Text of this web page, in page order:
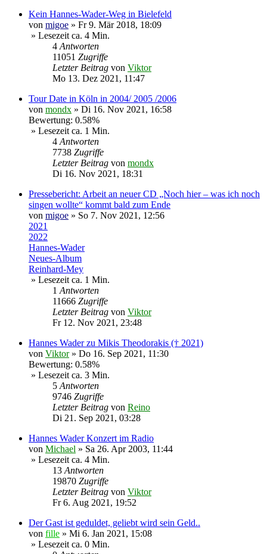
Kein Hannes-Wader-Weg in Bielefeld
von migoe » Fr 9. Mär 2018, 18:09
» Lesezeit ca. 4 Min.
4Antworten
11051 Zugriffe
Letzter Beitrag von Viktor
Mo 13. Dez 2021, 11:47
Tour Date in Köln in 2004/ 2005 /2006
von mondx » Di 16. Nov 2021, 16:58
Bewertung: 0.58%
» Lesezeit ca. 1 Min.
4Antworten
7738 Zugriffe
Letzter Beitrag von mondx
Di 16. Nov 2021, 18:31
Pressebericht: Arbeit an neuer CD „Noch hier – was ich noch
singen wollte“ kommt bald zum Ende
von migoe » So 7. Nov 2021, 12:56
2021
2022
Hannes-Wader
Neues-Album
Reinhard-Mey
» Lesezeit ca. 1 Min.
1Antworten
11666 Zugriffe
Letzter Beitrag von Viktor
Fr 12. Nov 2021, 23:48
Hannes Wader zu Mikis Theodorakis († 2021)
von Viktor» Do 16. Sep 2021, 11:30
Bewertung: 0.58%
» Lesezeit ca. 3 Min.
5Antworten
9746 Zugriffe
Letzter Beitrag von Reino
Di 21. Sep 2021, 03:28
Hannes Wader Konzert im Radio
von Michael » Sa 26. Apr 2003, 11:44
» Lesezeit ca. 4 Min.
13Antworten
19870 Zugriffe
Letzter Beitrag von Viktor
Fr 6. Aug 2021, 19:52
Der Gast ist geduldet, geliebt wird sein Geld..
von fille » Mi 6. Jan 2021, 15:08
» Lesezeit ca. 0 Min.